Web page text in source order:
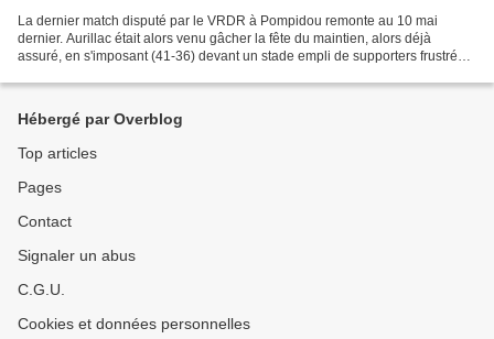
La dernier match disputé par le VRDR à Pompidou remonte au 10 mai
dernier. Aurillac était alors venu gâcher la fête du maintien, alors déjà
assuré, en s'imposant (41-36) devant un stade empli de supporters frustrés.
Hébergé par Overblog
Top articles
Pages
Contact
Signaler un abus
C.G.U.
Cookies et données personnelles